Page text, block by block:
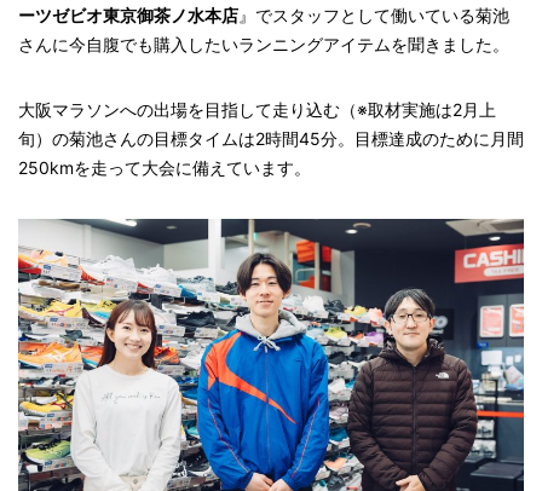
ーツゼビオ東京御茶ノ水本店』でスタッフとして働いている菊池
さんに今自腹でも購入したいランニングアイテムを聞きました。
大阪マラソンへの出場を目指して走り込む（※取材実施は2月上
旬）の菊池さんの目標タイムは2時間45分。目標達成のために月間
250kmを走って大会に備えています。